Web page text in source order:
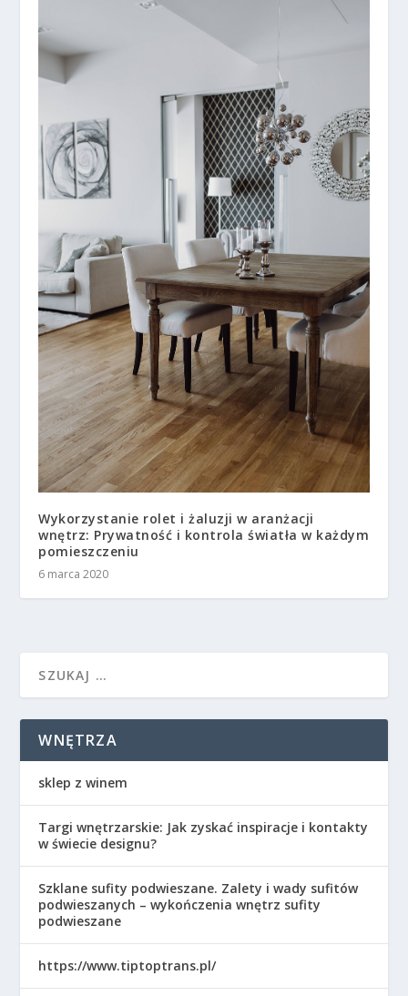
Wykorzystanie rolet i żaluzji w aranżacji
wnętrz: Prywatność i kontrola światła w każdym
pomieszczeniu
6 marca 2020
WNĘTRZA
sklep z winem
Targi wnętrzarskie: Jak zyskać inspiracje i kontakty
w świecie designu?
Szklane sufity podwieszane. Zalety i wady sufitów
podwieszanych – wykończenia wnętrz sufity
podwieszane
https://www.tiptoptrans.pl/